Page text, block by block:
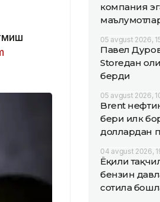
компания
05 avgust 2026,
Павел
Storeдан
берди
05 avgust 2026,
Brent
бери илк
доллардан
04 avgust 2026,
Ёқилғи
бензин
сотила